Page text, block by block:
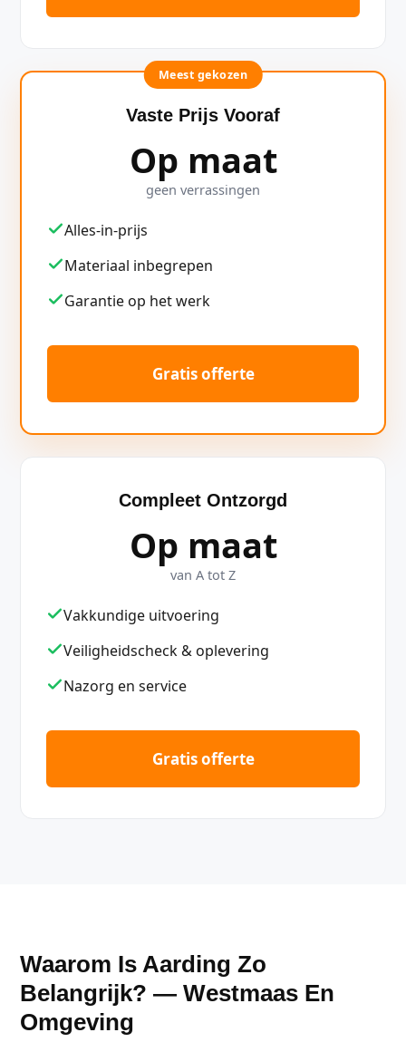
Meest gekozen
Vaste Prijs Vooraf
Op maat
geen verrassingen
Alles-in-prijs
Materiaal inbegrepen
Garantie op het werk
Gratis offerte
Compleet Ontzorgd
Op maat
van A tot Z
Vakkundige uitvoering
Veiligheidscheck & oplevering
Nazorg en service
Gratis offerte
Waarom Is Aarding Zo
Belangrijk? — Westmaas En
Omgeving